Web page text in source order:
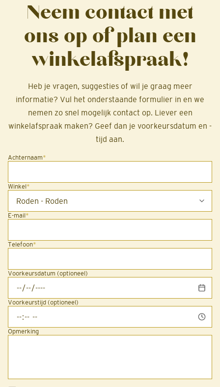
Neem contact met
ons op of plan een
winkelafspraak!
Heb je vragen, suggesties of wil je graag meer
informatie? Vul het onderstaande formulier in en we
nemen zo snel mogelijk contact op. Liever een
winkelafspraak maken? Geef dan je voorkeursdatum en -
tijd aan.
Achternaam*
Winkel*
E-mail*
Telefoon*
Voorkeursdatum (optioneel)
Voorkeurstijd (optioneel)
Opmerking